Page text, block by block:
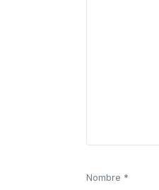
Nombre *